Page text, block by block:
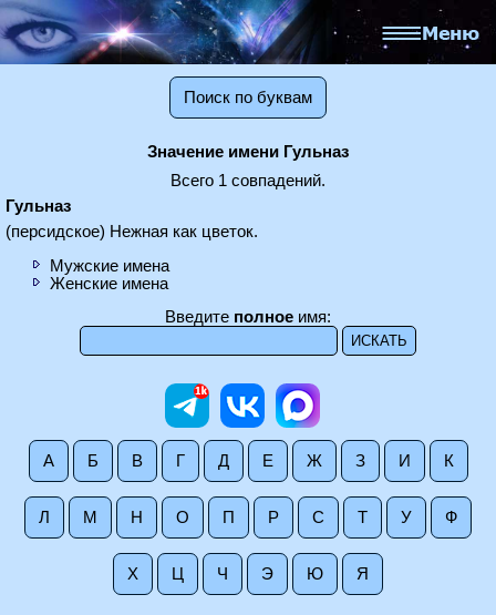
Поиск по буквам
Значение имени Гульназ
Всего 1 совпадений.
Гульназ
(персидское) Нежная как цветок.
Мужские имена
Женские имена
Введите полное имя:
А Б В Г Д Е Ж З И К
Л М Н О П Р С Т У Ф
Х Ц Ч Э Ю Я